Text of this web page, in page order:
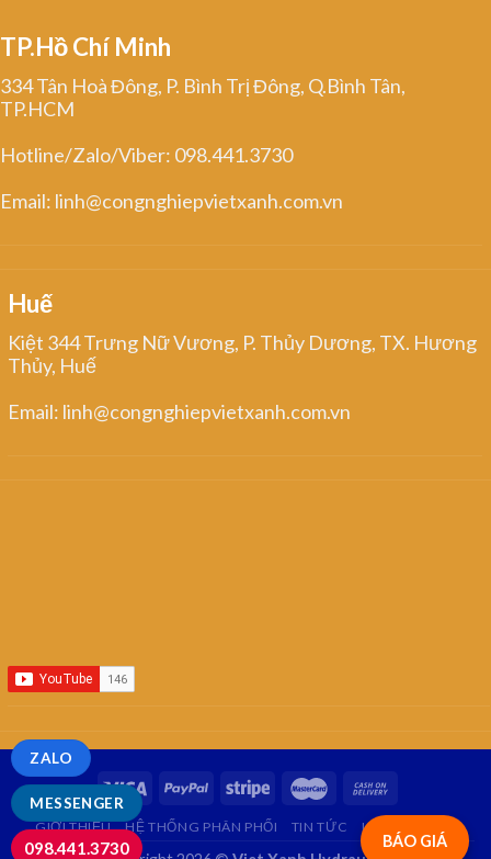
TP.Hồ Chí Minh
334 Tân Hoà Đông, P. Bình Trị Đông, Q.Bình Tân,
TP.HCM
Hotline/Zalo/Viber: 098.441.3730
Email: linh@congnghiepvietxanh.com.vn
Huế
Kiệt 344 Trưng Nữ Vương, P. Thủy Dương, TX. Hương
Thủy, Huế
Email: linh@congnghiepvietxanh.com.vn
BÁO GIÁ
GIỚI THIỆU HỆ THỐNG PHÂN PHỐI TIN TỨC LIÊN HỆ
MESSENGER
ZALO
098.441.3730